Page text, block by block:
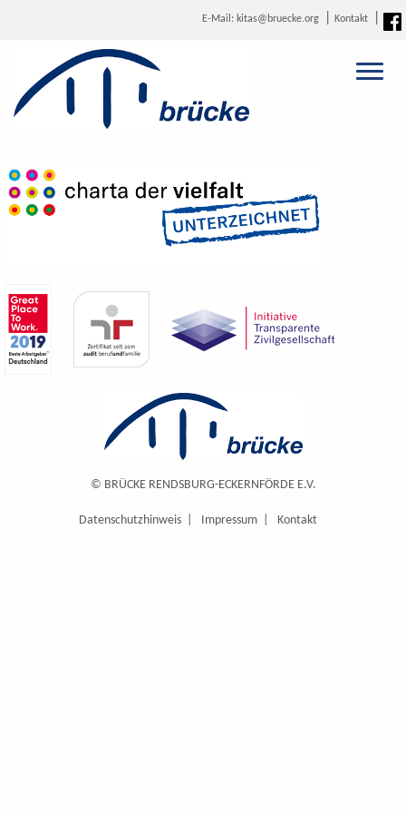
E-Mail: kitas@bruecke.org Kontakt
© BRÜCKE RENDSBURG-ECKERNFÖRDE E.V.
Datenschutzhinweis Impressum Kontakt